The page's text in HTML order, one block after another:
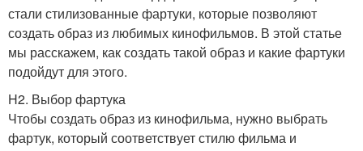
стали стилизованные фартуки, которые позволяют
создать образ из любимых кинофильмов. В этой статье
мы расскажем, как создать такой образ и какие фартуки
подойдут для этого.
H2. Выбор фартука
Чтобы создать образ из кинофильма, нужно выбрать
фартук, который соответствует стилю фильма и